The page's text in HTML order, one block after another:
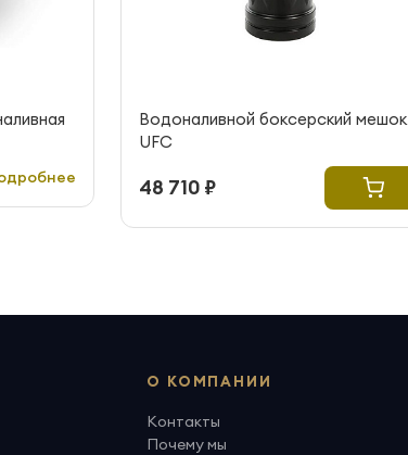
Водоналивной боксерский мешок
UFC
48 710 ₽
О КОМПАНИИ
Контакты
Почему мы